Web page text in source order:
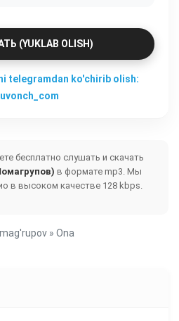
(YUKLAB OLISH)
telegramdan ko'chirib olish:
бесплатно слушать и скачать
в формате mp3. Мы
в высоком качестве 128 kbps.
» Ona